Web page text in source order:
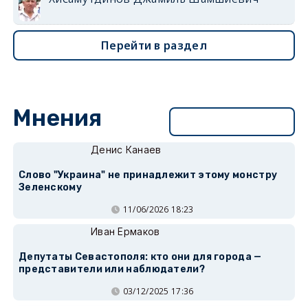
Перейти в раздел
Мнения
Денис Канаев
Слово "Украина" не принадлежит этому монстру
Зеленскому
11/06/2026 18:23
Иван Ермаков
Депутаты Севастополя: кто они для города —
представители или наблюдатели?
03/12/2025 17:36